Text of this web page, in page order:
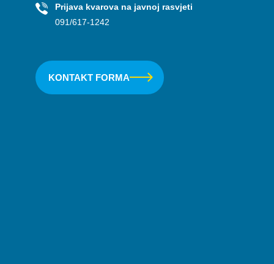
Prijava kvarova na javnoj rasvjeti
091/617-1242
KONTAKT FORMA